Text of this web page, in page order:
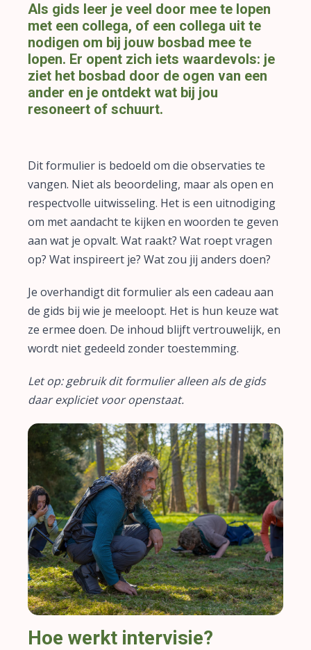
Als gids leer je veel door mee te lopen
met een collega, of een collega uit te
nodigen om bij jouw bosbad mee te
lopen. Er opent zich iets waardevols: je
ziet het bosbad door de ogen van een
ander en je ontdekt wat bij jou
resoneert of schuurt.
Dit formulier is bedoeld om die observaties te
vangen. Niet als beoordeling, maar als open en
respectvolle uitwisseling. Het is een uitnodiging
om met aandacht te kijken en woorden te geven
aan wat je opvalt. Wat raakt? Wat roept vragen
op? Wat inspireert je? Wat zou jij anders doen?
Je overhandigt dit formulier als een cadeau aan
de gids bij wie je meeloopt. Het is hun keuze wat
ze ermee doen. De inhoud blijft vertrouwelijk, en
wordt niet gedeeld zonder toestemming.
Let op: gebruik dit formulier alleen als de gids
daar expliciet voor openstaat.
Hoe werkt intervisie?